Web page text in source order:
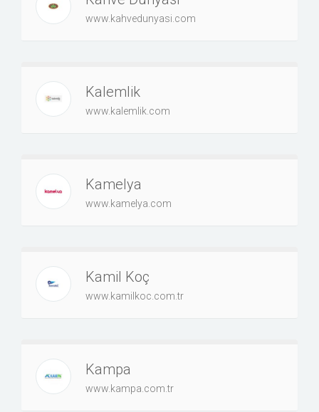
www.kahvedunyasi.com
Kalemlik
www.kalemlik.com
Kamelya
www.kamelya.com
Kamil Koç
www.kamilkoc.com.tr
Kampa
www.kampa.com.tr